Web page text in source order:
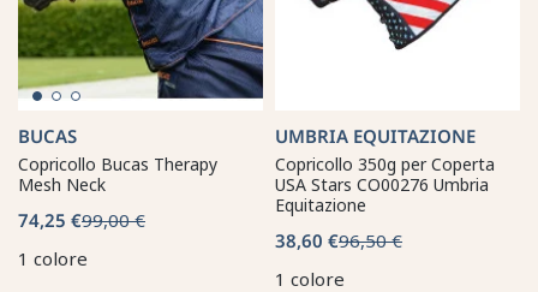
BUCAS
Copricollo Bucas Therapy
Mesh Neck
74,25 €99,00 €
1 colore
UMBRIA EQUITAZIONE
Copricollo 350g per Coperta
USA Stars CO00276 Umbria
Equitazione
38,60 €96,50 €
1 colore